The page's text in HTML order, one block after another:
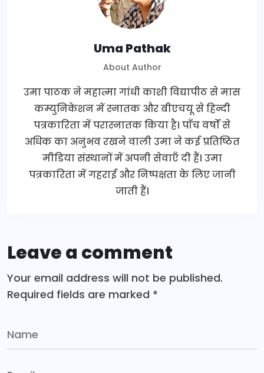
Uma Pathak
About Author
उमा पाठक ने महात्मा गांधी काशी विद्यापीठ से मास
कम्युनिकेशन में स्नातक और बीएचयू से हिन्दी
पत्रकारिता में परास्नातक किया है। पाँच वर्षों से
अधिक का अनुभव रखने वाली उमा ने कई प्रतिष्ठित
मीडिया संस्थानों में अपनी सेवाएँ दी हैं। उमा
पत्रकारिता में गहराई और निष्पक्षता के लिए जानी
जाती हैं।
Leave a comment
Your email address will not be published.
Required fields are marked *